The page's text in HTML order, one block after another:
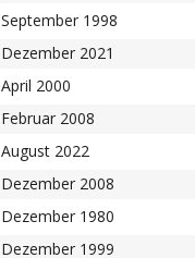
September 1998
Dezember 2021
April 2000
Februar 2008
August 2022
Dezember 2008
Dezember 1980
Dezember 1999